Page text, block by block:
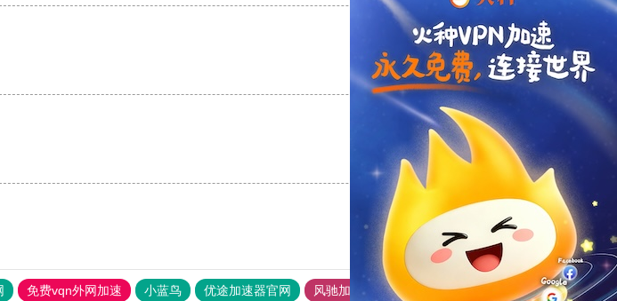
支持[0] 反对[0]
支持[0] 反对[0]
免费vqn外网加速 小蓝鸟 优途加速器官网 风驰加速器 旋风加速器